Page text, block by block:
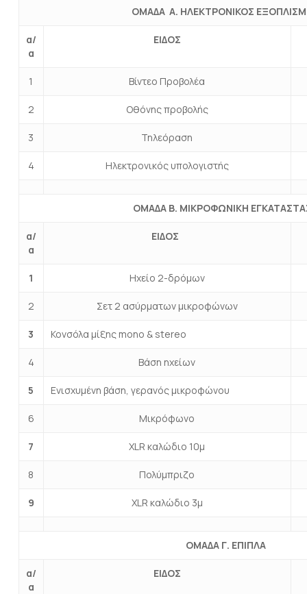
ΟΜΑΔΑ Α. ΗΛΕΚΤΡΟΝΙΚΟΣ
α/
α
ΕΙΔΟΣ
1 Βίντεο Προβολέα
2 Οθόνης προβολής
3 Τηλεόραση
4 Ηλεκτρονικός υπολογιστής
ΟΜΑΔΑ Β. ΜΙΚΡΟΦΩΝΙΚΗ
α/
α
ΕΙΔΟΣ
1 Ηχείο 2-δρόμων
2 Σετ 2 ασύρματων μικροφώνων
3 Κονσόλα μίξης mono & stereo
4 Βάση ηχείων
5 Ενισχυμένη βάση, γερανός μικροφώνου
6 Μικρόφωνο
7 XLR καλώδιο 10μ
8 Πολύμπριζο
9 XLR καλώδιο 3μ
ΟΜΑΔΑ Γ. ΕΠΙΠΛΑ
α/
α
ΕΙΔΟΣ